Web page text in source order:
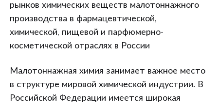
рынков химических веществ малотоннажного
производства в фармацевтической,
химической, пищевой и парфюмерно-
косметической отраслях в России
Малотоннажная химия занимает важное место
в структуре мировой химической индустрии. В
Российской Федерации имеется широкая